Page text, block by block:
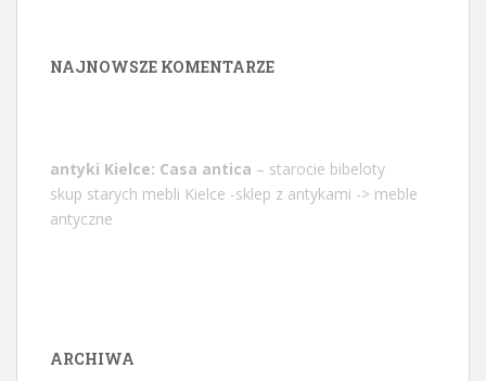
NAJNOWSZE KOMENTARZE
antyki Kielce: Casa antica – starocie bibeloty
skup starych mebli Kielce -sklep z antykami -> meble
antyczne
ARCHIWA